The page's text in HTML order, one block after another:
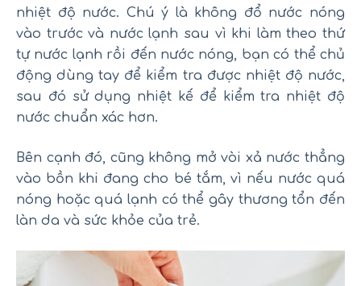
nhiệt độ nước. Chú ý là không đổ nước nóng
vào trước và nước lạnh sau vì khi làm theo thứ
tự nước lạnh rồi đến nước nóng, bạn có thể chủ
động dùng tay để kiểm tra được nhiệt độ nước,
sau đó sử dụng nhiệt kế để kiểm tra nhiệt độ
nước chuẩn xác hơn.
Bên cạnh đó, cũng không mở vòi xả nước thẳng
vào bồn khi đang cho bé tắm, vì nếu nước quá
nóng hoặc quá lạnh có thể gây thương tổn đến
làn da và sức khỏe của trẻ.